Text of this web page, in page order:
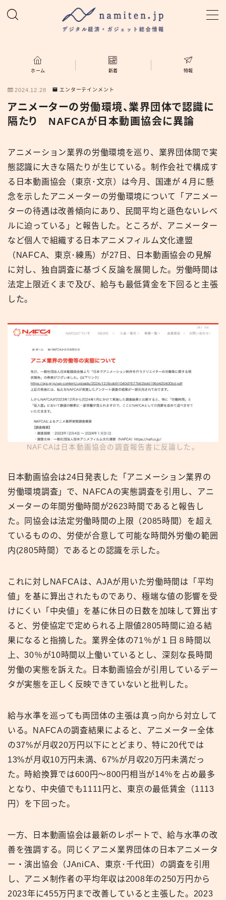
ホーム
新着
namiten.jp
ホーム 新着 特報
2024.12.28 エンターテインメント
アニメーターの労働環境、業界団体で認識に
隔たり NAFCAが日本動画協会に異論
アニメーション業界の労働環境を巡り、業界団体間で実
態認識に大きな隔たりが生じている。制作会社で構成す
る日本動画協会（東京･文京）は今月、国連が４月に懸
念を示したアニメーターの労働環境について「アニメー
ターの待遇は改善傾向にあり、民間平均と遜色ないレベ
ルに迫っている」と報告した。ところが、アニメーター
など個人で組織する日本アニメフィルム文化連盟
（NAFCA、東京･練馬）が27日、日本動画協会の見解
に対し、独自調査に基づく反論を展開した。労働時間は
法定上限近くまで及び、給与も最低賃金を下回ると主張
した。
NAFCAは日本動画協会の調査報告書に反論した。
日本動画協会は24日発表した「アニメーション業界の
労働環境調査」で、NAFCAの実態調査を引用し、アニ
メーターの年間労働時間が2623時間であると報告し
た。同協会は法定労働時間の上限（2085時間）を超え
ているものの、労使が合意して可能な時間外労働の範囲
内(2805時間）であるとの認識を示した。
これに対しNAFCAは、AJAが用いた労働時間は「平均
値」を基に算出されたものであり、極端な値の影響を受
けにくい「中央値」を基に休日の日数を加味して算出す
ると、労使協定で定められる上限値2805時間に迫る結
果になると指摘した。業界全体の71％が１日８時間以
上、30％が10時間以上働いているとし、深刻な長時間
労働の実態を訴えた。日本動画協会が引用しているデー
タが実態を正しく反映できていないと批判した。
給与水準を巡っても両団体の主張は真っ向から対立して
いる。NAFCAの調査結果によると、アニメーター全体
の37%が月収20万円以下にとどまり、特に20代では
13%が月収10万円未満、67%が月収20万円未満だっ
た。時給換算では600円～800円相当が14％を占め最多
となり、中央値でも1111円と、東京の最低賃金（1113
円）を下回った。
一方、日本動画協会は最新のレポートで、給与水準の改
善を強調する。同じくアニメ業界団体の日本アニメータ
ー・演出協会（JAniCA、東京･千代田）の調査を引用
し、アニメ制作者の平均年収は2008年の250万円から
2023年に455万円まで改善していると主張した。2023